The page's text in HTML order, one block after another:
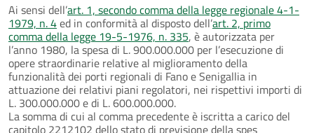
Ai sensi dell’art. 1, secondo comma della legge regionale 4-1-
1979, n. 4ed in conformità al disposto dell’art. 2, primo
comma della legge 19-5-1976, n. 335, è autorizzata per
l’anno 1980, la spesa di L. 900.000.000 per l’esecuzione di
opere straordinarie relative al miglioramento della
funzionalità dei porti regionali di Fano e Senigallia in
attuazione dei relativi piani regolatori, nei rispettivi importi di
L. 300.000.000 e di L. 600.000.000.
La somma di cui al comma precedente è iscritta a carico del
capitolo 2212102 dello stato di previsione della spes